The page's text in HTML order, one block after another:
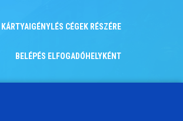
KÁRTYAIGÉNYLÉS CÉGEK RÉSZÉRE
BELÉPÉS ELFOGADÓHELYKÉNT